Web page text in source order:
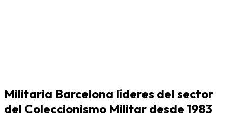
Militaria Barcelona líderes del sector
del Coleccionismo Militar desde 1983